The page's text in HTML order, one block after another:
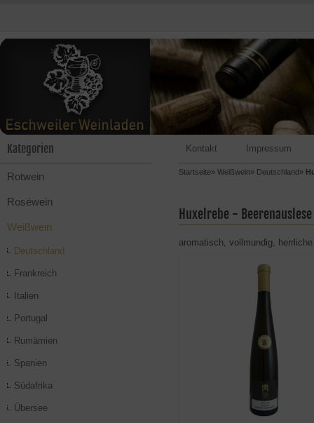
Kategorien
Rotwein
Roséwein
Weißwein
Deutschland
Frankreich
Italien
Portugal
Rumämien
Spanien
Südafrika
Übersee
Kontakt Impressum
Startseite» Weißwein» Deutschland»
Huxelrebe -
aromatisch, vollmundig,